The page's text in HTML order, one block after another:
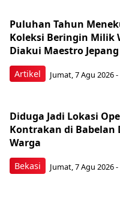
Artikel
Puluhan Tahun
Koleksi Beringin Milik
Diakui Maestro Jepang
Jumat, 7 Agu 2026 -
Bekasi
Diduga Jadi Lokasi
Kontrakan di Babelan
Warga
Jumat, 7 Agu 2026 -